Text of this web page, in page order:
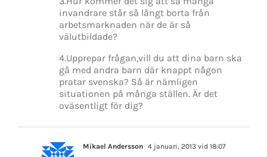
invandrare står så långt borta från
arbetsmarknaden när de är så
välutbildade?
4.Upprepar frågan,vill du att dina barn ska
gå med andra barn där knappt någon
pratar svenska? Så är nämligen
situationen på många ställen. Är det
oväsentligt för dig?
Mikael Andersson 4 januari, 2013 vid 18:07